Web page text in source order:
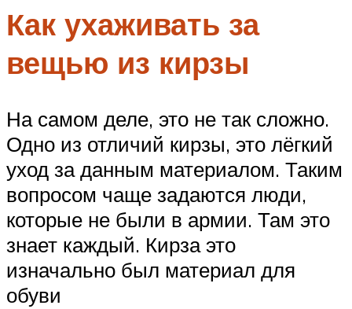
Как ухаживать за
вещью из кирзы
На самом деле, это не так сложно.
Одно из отличий кирзы, это лёгкий
уход за данным материалом. Таким
вопросом чаще задаются люди,
которые не были в армии. Там это
знает каждый. Кирза это
изначально был материал для
обуви